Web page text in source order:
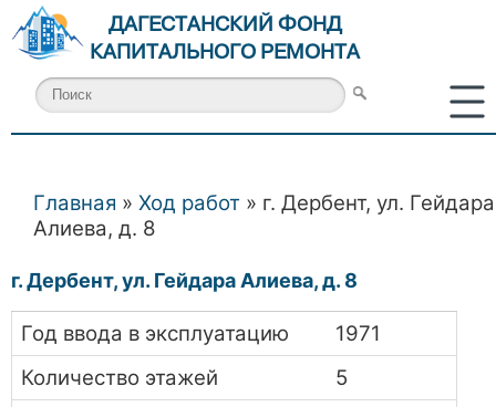
ДАГЕСТАНСКИЙ ФОНД
КАПИТАЛЬНОГО РЕМОНТА
Вы здесь
Главная » Ход работ » г. Дербент, ул. Гейдара
Алиева, д. 8
г. Дербент, ул. Гейдара Алиева, д. 8
Год ввода в эксплуатацию
1971
Количество этажей
5